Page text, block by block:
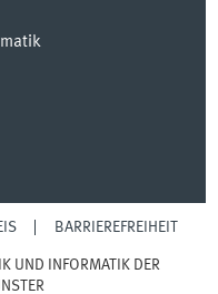
BARRIEREFREIHEIT
UND INFORMATIK DER